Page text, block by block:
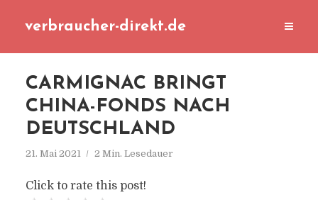
verbraucher-direkt.de
CARMIGNAC BRINGT
CHINA-FONDS NACH
DEUTSCHLAND
21. Mai 2021 2 Min. Lesedauer
Click to rate this post!